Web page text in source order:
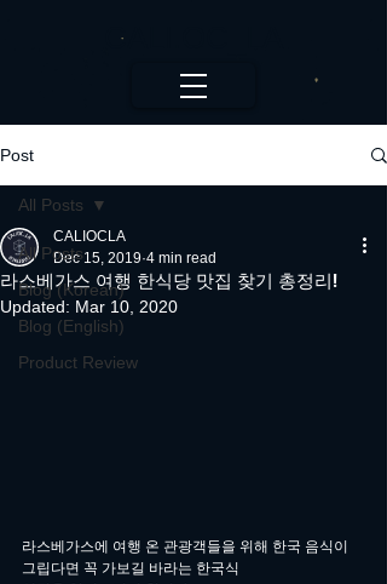
CALI.OC_LA
Post
All Posts
Blog (Korean)
Blog (English)
Product Review
All Posts
라스베가스 여행 한식당 맛집 찾기 총정리!
CALIOCLA
Dec 15, 2019 4 min read
Updated: Mar 10, 2020
라스베가스에 여행 온 관광객들을 위해 한국 음식이
그립다면 꼭 가보길 바라는 한국식